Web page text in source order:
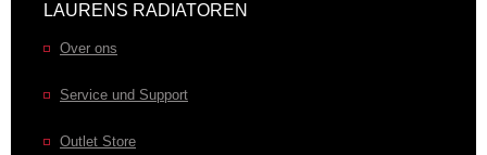
LAURENS RADIATOREN
Over ons
Service und Support
Outlet Store